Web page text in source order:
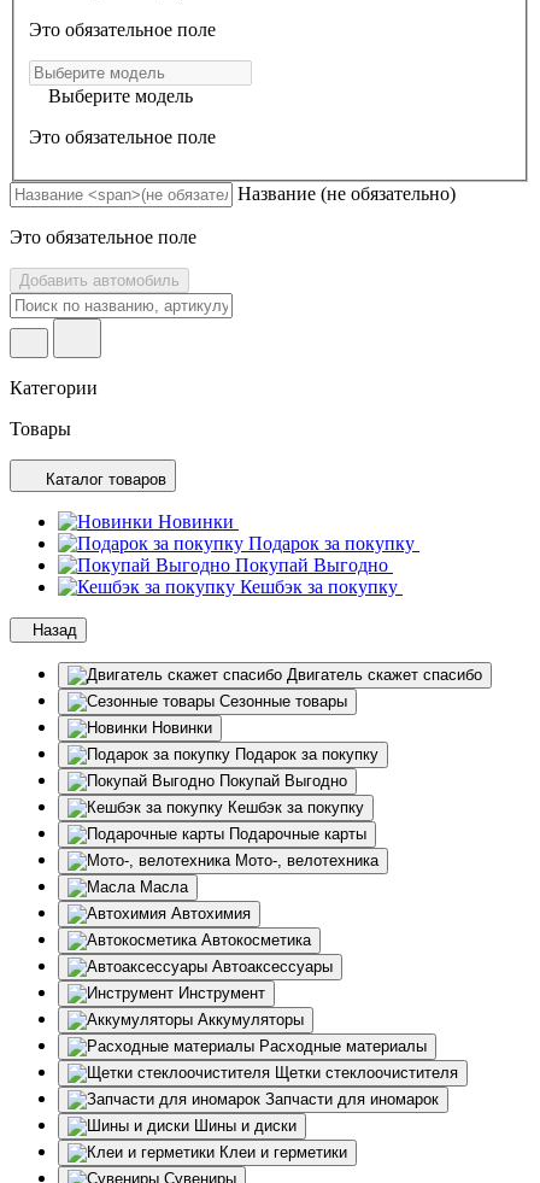
Это обязательное поле
Выберите модель
Это обязательное поле
Название (не обязательно)
Это обязательное поле
Добавить автомобиль
Категории
Товары
Каталог товаров
Новинки
Подарок за покупку
Покупай Выгодно
Кешбэк за покупку
Назад
Двигатель скажет спасибо
Сезонные товары
Новинки
Подарок за покупку
Покупай Выгодно
Кешбэк за покупку
Подарочные карты
Мото-, велотехника
Масла
Автохимия
Автокосметика
Автоаксессуары
Инструмент
Аккумуляторы
Расходные материалы
Щетки стеклоочистителя
Запчасти для иномарок
Шины и диски
Клеи и герметики
Сувениры